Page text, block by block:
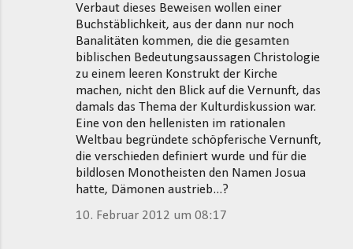
Verbaut dieses Beweisen wollen einer
Buchstäblichkeit, aus der dann nur noch
Banalitäten kommen, die die gesamten
biblischen Bedeutungsaussagen Christologie
zu einem leeren Konstrukt der Kirche
machen, nicht den Blick auf die Vernunft, das
damals das Thema der Kulturdiskussion war.
Eine von den hellenisten im rationalen
Weltbau begründete schöpferische Vernunft,
die verschieden definiert wurde und für die
bildlosen Monotheisten den Namen Josua
hatte, Dämonen austrieb...?
10. Februar 2012 um 08:17